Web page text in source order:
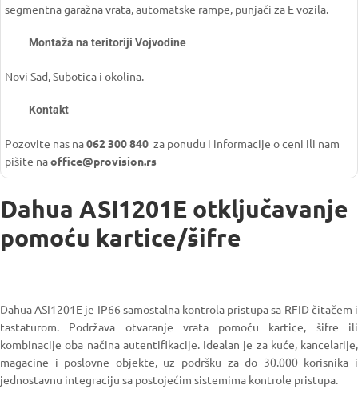
segmentna garažna vrata, automatske rampe, punjači za E vozila.
Montaža na teritoriji Vojvodine
Novi Sad, Subotica i okolina.
Kontakt
Pozovite nas na062 300 840 za ponudu i informacije o ceni ili nam
pišite naoffice@provision.rs
Dahua ASI1201E otključavanje
pomoću kartice/šifre
Dahua ASI1201E je IP66 samostalna kontrola pristupa sa RFID čitačem i
tastaturom. Podržava otvaranje vrata pomoću kartice, šifre ili
kombinacije oba načina autentifikacije. Idealan je za kuće, kancelarije,
magacine i poslovne objekte, uz podršku za do 30.000 korisnika i
jednostavnu integraciju sa postojećim sistemima kontrole pristupa.